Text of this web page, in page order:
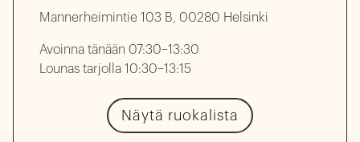
Mannerheimintie 103 B, 00280 Helsinki
Avoinna tänään 07:30–13:30
Lounas tarjolla 10:30–13:15
Näytä ruokalista